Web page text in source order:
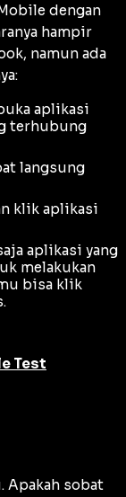
dengan
hampir
namun ada
aplikasi
terhubung
langsung
klik aplikasi
aplikasi yang
melakukan
bisa klik
Test
Apakah sobat